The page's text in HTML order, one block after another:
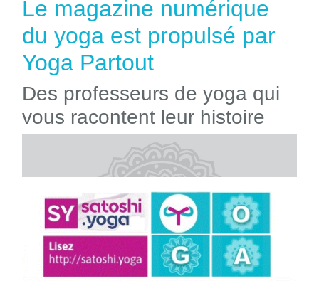
Le magazine numérique
du yoga est propulsé par
Yoga Partout
Des professeurs de yoga qui
vous racontent leur histoire